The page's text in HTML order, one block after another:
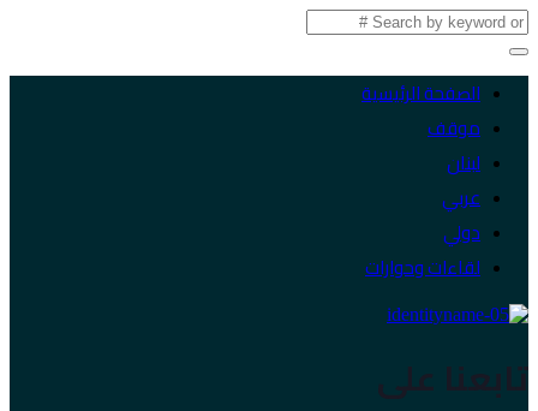
الصفحة الرئيسية
موقف
لبنان
عربي
دولي
لقاءات وحوارات
تابعنا على